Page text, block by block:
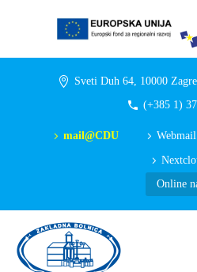
Sveti Duh 64, 10000
(+385 1)
mail@CDU
Online